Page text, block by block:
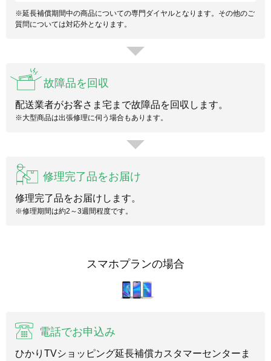
※延長補償期間中の商品についての専門ダイヤルとなります。その他のご
質問については対応外となります。
故障品を回収
配送業者がお客さま宅まで故障品を回収します。
※大型商品は出張修理に伺う場合もあります。
修理完了品をお届け
修理完了品をお届けします。
※修理期間は約2～3週間程度です。
スマホプランの場合
電話でお申込み
ひかりTVショッピング延長補償カスタマーセンターま